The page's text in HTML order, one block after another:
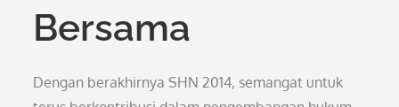
Bersama
Dengan berakhirnya SHN 2014, semangat untuk